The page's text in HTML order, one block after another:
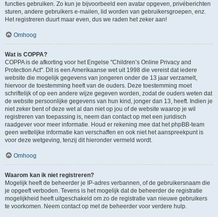
functies gebruiken. Zo kun je bijvoorbeeld een avatar opgeven, privéberichten
sturen, andere gebruikers e-mailen, lid worden van gebruikersgroepen, enz.
Het registreren duurt maar even, dus we raden het zeker aan!
Omhoog
Wat is COPPA?
COPPA is de afkorting voor het Engelse "Children’s Online Privacy and
Protection Act". Dit is een Amerikaanse wet uit 1998 die vereist dat iedere
website die mogelijk gegevens van jongeren onder de 13 jaar verzamelt,
hiervoor de toestemming heeft van de ouders. Deze toestemming moet
schriftelijk of op een andere wijze gegeven worden, zodat de ouders weten dat
de website persoonlijke gegevens van hun kind, jonger dan 13, heeft. Indien je
niet zeker bent of deze wet al dan niet op jou of de website waarop je wil
registreren van toepassing is, neem dan contact op met een juridisch
raadgever voor meer informatie. Houd er rekening mee dat het phpBB-team
geen wettelijke informatie kan verschaffen en ook niet het aanspreekpunt is
voor deze wetgeving, tenzij dit hieronder vermeld wordt.
Omhoog
Waarom kan ik niet registreren?
Mogelijk heeft de beheerder je IP-adres verbannen, of de gebruikersnaam die
je opgeeft verboden. Tevens is het mogelijk dat de beheerder de registratie
mogelijkheid heeft uitgeschakeld om zo de registratie van nieuwe gebruikers
te voorkomen. Neem contact op met de beheerder voor verdere hulp.